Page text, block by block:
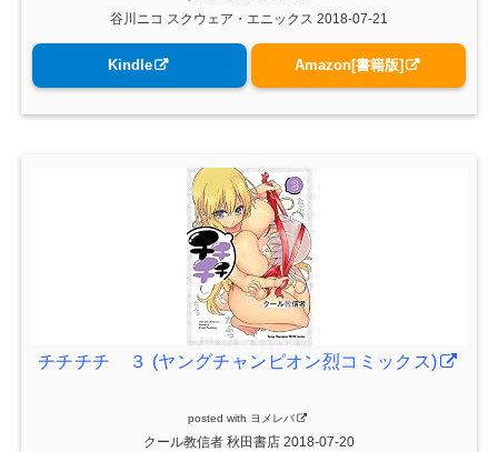
谷川ニコ スクウェア・エニックス 2018-07-21
Kindle Amazon[書籍版]
チチチチ ３ (ヤングチャンピオン烈コミックス)
posted with ヨメレバ
クール教信者 秋田書店 2018-07-20